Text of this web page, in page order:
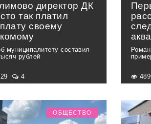
директор ДК
так платил
своему
муниципалитету составил
рублей
4
ОБЩЕСТВО